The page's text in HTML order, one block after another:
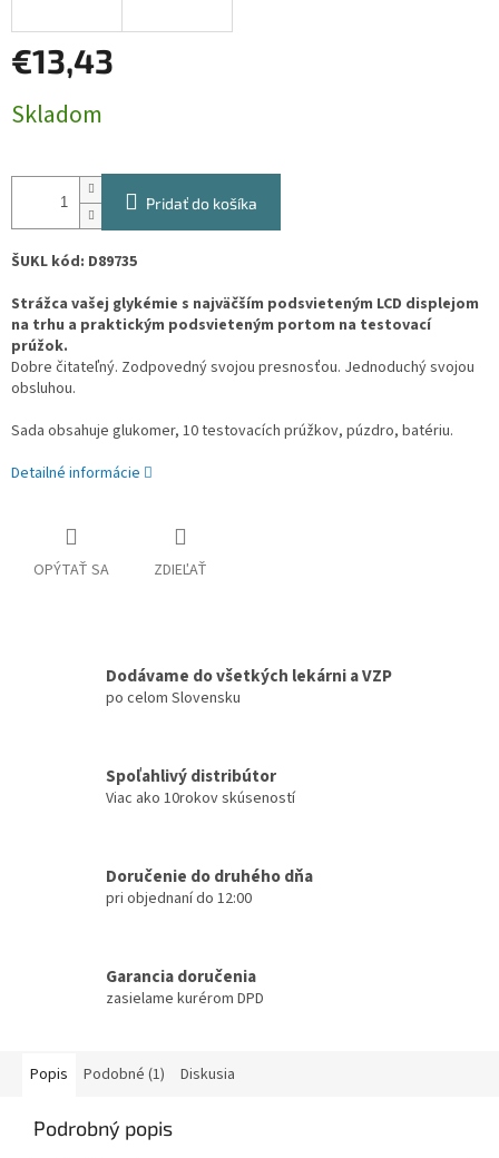
€13,43
cena:
Skladom
Pridať do košíka
ŠUKL kód: D89735
Strážca vašej glykémie s najväčším podsvieteným LCD displejom
na trhu a praktickým podsvieteným portom na testovací
prúžok.
Dobre čitateľný. Zodpovedný svojou presnosťou. Jednoduchý svojou
obsluhou.
Sada obsahuje glukomer, 10 testovacích prúžkov, púzdro, batériu.
Detailné informácie
OPÝTAŤ SA ZDIEĽAŤ
Dodávame do všetkých lekárni a VZP
po celom Slovensku
Spoľahlivý distribútor
Viac ako 10rokov skúseností
Doručenie do druhého dňa
pri objednaní do 12:00
Garancia doručenia
zasielame kurérom DPD
Popis Podobné (1) Diskusia
Podrobný popis